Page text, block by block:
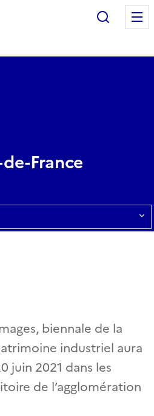
France
biennale de la
industriel aura
juin 2021 dans les
de l’agglomération